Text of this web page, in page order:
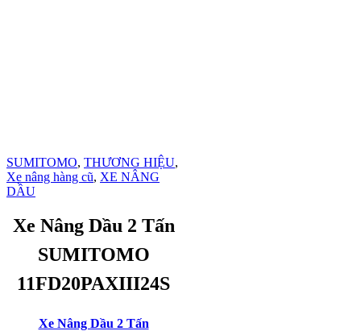
SUMITOMO, THƯƠNG HIỆU,
Xe nâng hàng cũ, XE NÂNG
DẦU
Xe Nâng Dầu 2 Tấn
SUMITOMO
11FD20PAXIII24S
Xe Nâng Dầu 2 Tấn